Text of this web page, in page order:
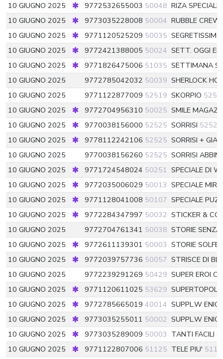
10 GIUGNO 2025
9772532655003 50048 RIZA SPECIALE
10 GIUGNO 2025
9773035228008 50004 RUBBLE
10 GIUGNO 2025
9771120525209 50035
10 GIUGNO 2025
9772421388005 50024 SETT. OGGI
10 GIUGNO 2025
9771826475006 51035 SETTIMANA
10 GIUGNO 2025
9772785042032 50039 SHERLOCK
10 GIUGNO 2025
9771122877009 52519 SKORPIO
10 GIUGNO 2025
9772704956310 50025 SMILE
10 GIUGNO 2025
9770038156000 52525 SORRISI 52525
10 GIUGNO 2025
9778112242106 52525 SORRISI +
10 GIUGNO 2025
9770038156260 52525 SORRISI
10 GIUGNO 2025
9771724548024 50251 SPECIALE DI
10 GIUGNO 2025
9772035006029 50013 SPECIALE
10 GIUGNO 2025
9771128041008 50107 SPECIALE
10 GIUGNO 2025
9772284347997 50032 STICKER &
10 GIUGNO 2025
9772704761341 50038 STORIE
10 GIUGNO 2025
9772611139301 50003 STORIE
10 GIUGNO 2025
9772039757736 50057 STRISCE DI
10 GIUGNO 2025
9772239291269 50429 SUPER EROI
10 GIUGNO 2025
9771120611025 53629
10 GIUGNO 2025
9772785665019 40014 SUPPL.W
10 GIUGNO 2025
9773035255011 50002 SUPPL.W
10 GIUGNO 2025
9773035289009 50003 TANTI FACILI
10 GIUGNO 2025
9771122807006 51125 TELE PIU'